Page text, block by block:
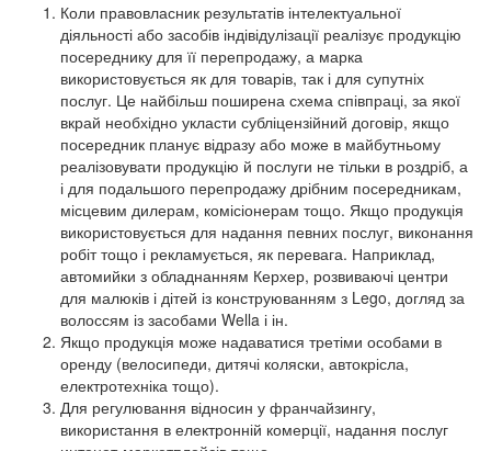
Коли правовласник результатів інтелектуальної
діяльності або засобів індівідулізації реалізує продукцію
посереднику для її перепродажу, а марка
використовується як для товарів, так і для супутніх
послуг. Це найбільш поширена схема співпраці, за якої
вкрай необхідно укласти субліцензійний договір, якщо
посередник планує відразу або може в майбутньому
реалізовувати продукцію й послуги не тільки в роздріб, а
і для подальшого перепродажу дрібним посередникам,
місцевим дилерам, комісіонерам тощо. Якщо продукція
використовується для надання певних послуг, виконання
робіт тощо і рекламується, як перевага. Наприклад,
автомийки з обладнанням Керхер, розвиваючі центри
для малюків і дітей із конструюванням з Lego, догляд за
волоссям із засобами Wella і ін.
Якщо продукція може надаватися третіми особами в
оренду (велосипеди, дитячі коляски, автокрісла,
електротехніка тощо).
Для регулювання відносин у франчайзингу,
використання в електронній комерції, надання послуг